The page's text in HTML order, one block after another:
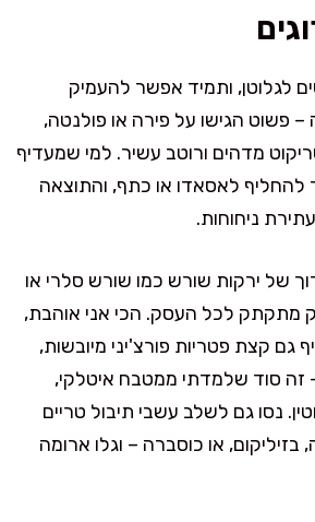
לגלוטן, ותמיד אפשר להעמיק
פשוט הגישו על פירה או פולנטה,
מדהים ורוטב עשיר. למי שמעדיף
להחליף לאסאדו או כתף, והתוצאה
ניחוחות.
של ירקות שורש כמו שורש סלרי או
מתקתק לכל העסק. הכי אני אוהבת,
גם קצת פטריות פורצ'יני מיובשות,
זה סוד שלמדתי ממטבח איטלקי,
נסו גם לשלב עשבי תיבול טריים
בזיליקום, או כוסברה – וגלו ארומה